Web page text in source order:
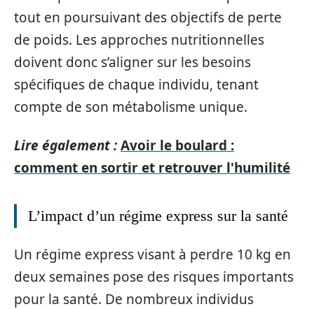
tout en poursuivant des objectifs de perte
de poids. Les approches nutritionnelles
doivent donc s’aligner sur les besoins
spécifiques de chaque individu, tenant
compte de son métabolisme unique.
Lire également :Avoir le boulard :
comment en sortir et retrouver l'humilité
L’impact d’un régime express sur la santé
Un régime express visant à perdre 10 kg en
deux semaines pose des risques importants
pour la santé. De nombreux individus